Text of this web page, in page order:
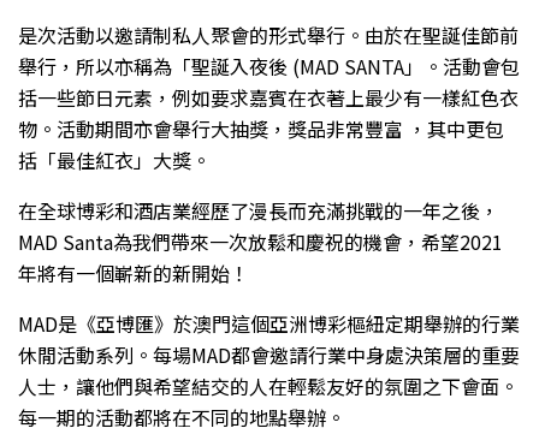
是次活動以邀請制私人聚會的形式舉行。由於在聖誕佳節前
舉行，所以亦稱為「聖誕入夜後 (MAD SANTA」。活動會包
括一些節日元素，例如要求嘉賓在衣著上最少有一樣紅色衣
物。活動期間亦會舉行大抽獎，獎品非常豐富 ，其中更包
括「最佳紅衣」大獎。
在全球博彩和酒店業經歷了漫長而充滿挑戰的一年之後，
MAD Santa為我們帶來一次放鬆和慶祝的機會，希望2021
年將有一個嶄新的新開始！
MAD是《亞博匯》於澳門這個亞洲博彩樞紐定期舉辦的行業
休閒活動系列。每場MAD都會邀請行業中身處決策層的重要
人士，讓他們與希望結交的人在輕鬆友好的氛圍之下會面。
每一期的活動都將在不同的地點舉辦。